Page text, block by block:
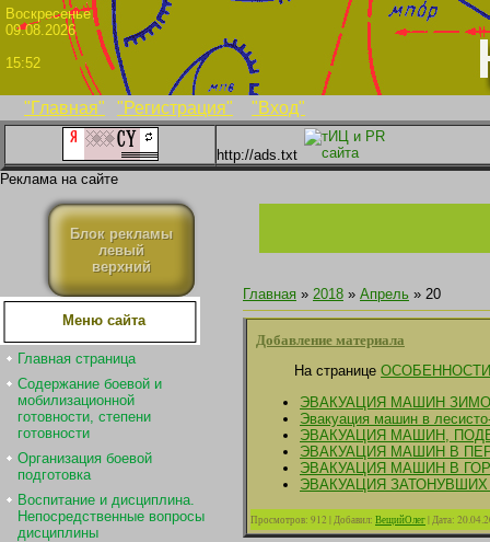
"Главная" "Регистрация" "Вход"
09.08.2026
15:52
http://ads.txt
Реклама на сайте
Блок рекламы
левый
верхний
Меню сайта
Главная страница
Содержание боевой и
мобилизационной
готовности, степени
готовности
Организация боевой
подготовка
Воспитание и дисциплина.
Непосредственные вопросы
дисциплины
Главная » 2018 » Апрель » 20
Добавление материала
На странице
ЭВАКУАЦИЯ МАШИН
Эвакуация машин в
ЭВАКУАЦИЯ МАШИН,
ЭВАКУАЦИЯ МАШИН В
ЭВАКУАЦИЯ МАШИН В
ЭВАКУАЦИЯ
Просмотров: 912 |Добавил: ВещийОлег|Дата: